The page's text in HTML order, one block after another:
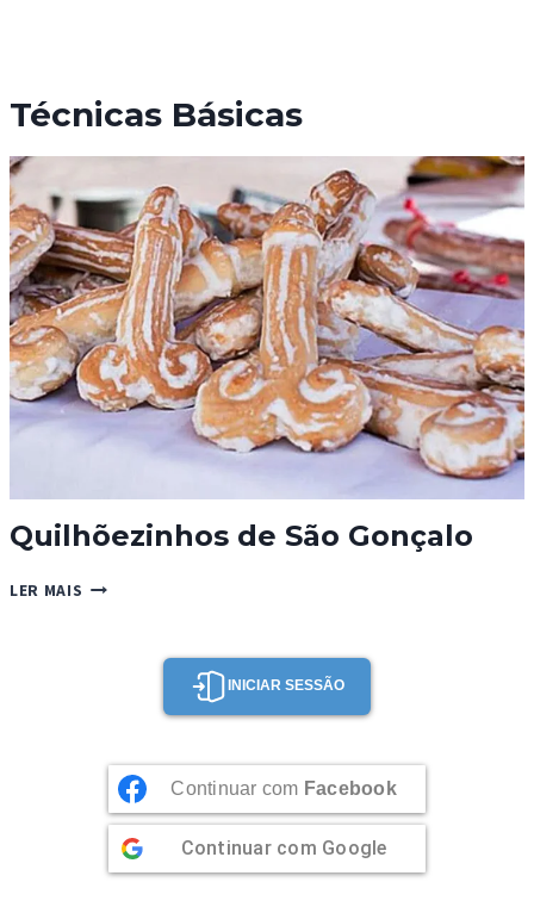
Técnicas Básicas
Quilhõezinhos de São Gonçalo
LER MAIS QUILHÕEZINHOS
INICIAR SESSÃO
Continuar com Facebook
Continuar com Google